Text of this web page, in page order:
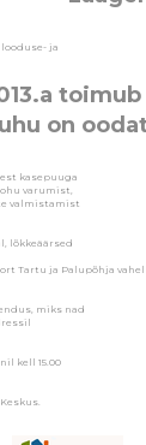
ja
on
kasepuuga
varumist,
valmistamist
lõkkeäärsed
Tartu ja Palupõhja
miks nad
kell 15.00